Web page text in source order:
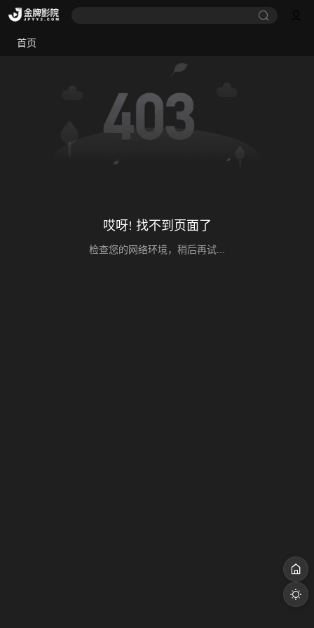
首页
哎呀! 找不到页面了
检查您的网络环境，稍后再试...